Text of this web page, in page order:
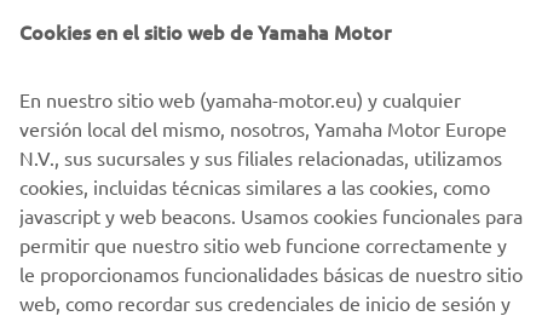
Cookies en el sitio web de Yamaha Motor
En nuestro sitio web (yamaha-motor.eu) y cualquier
versión local del mismo, nosotros, Yamaha Motor Europe
N.V., sus sucursales y sus filiales relacionadas, utilizamos
cookies, incluidas técnicas similares a las cookies, como
javascript y web beacons. Usamos cookies funcionales para
permitir que nuestro sitio web funcione correctamente y
le proporcionamos funcionalidades básicas de nuestro sitio
web, como recordar sus credenciales de inicio de sesión y